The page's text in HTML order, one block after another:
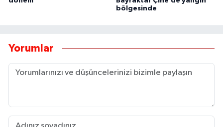
bölgesinde
Yorumlar